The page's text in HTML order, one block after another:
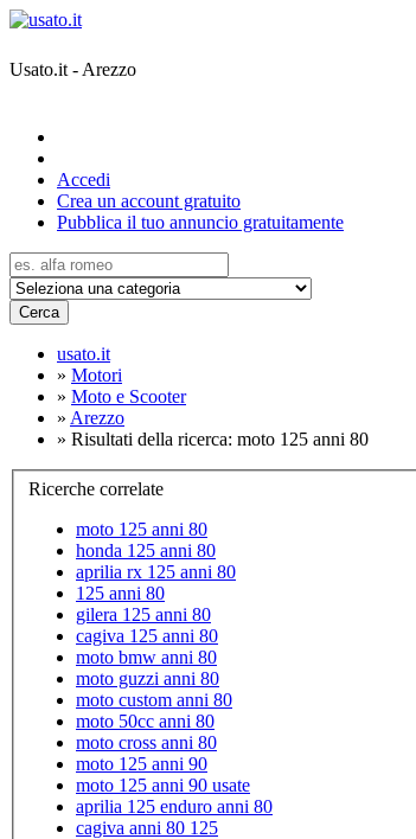
Usato.it - Arezzo
Accedi
Crea un account gratuito
Pubblica il tuo annuncio gratuitamente
Cerca
usato.it
» Motori
» Moto e Scooter
» Arezzo
» Risultati della ricerca: moto 125 anni 80
Ricerche correlate
moto 125 anni 80
honda 125 anni 80
aprilia rx 125 anni 80
125 anni 80
gilera 125 anni 80
cagiva 125 anni 80
moto bmw anni 80
moto guzzi anni 80
moto custom anni 80
moto 50cc anni 80
moto cross anni 80
moto 125 anni 90
moto 125 anni 90 usate
aprilia 125 enduro anni 80
cagiva anni 80 125